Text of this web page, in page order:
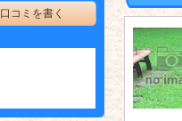
口コミを書く